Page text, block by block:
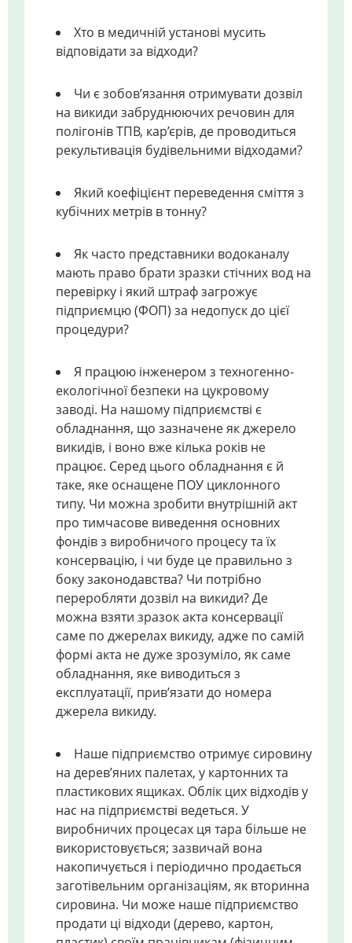
Хто в медичній установі мусить
відповідати за відходи?
Чи є зобов’язання отримувати дозвіл
на викиди забруднюючих речовин для
полігонів ТПВ, кар’єрів, де проводиться
рекультивація будівельними відходами?
Який коефіцієнт переведення сміття з
кубічних метрів в тонну?
Як часто представники водоканалу
мають право брати зразки стічних вод на
перевірку і який штраф загрожує
підприємцю (ФОП) за недопуск до цієї
процедури?
Я працюю інженером з техногенно-
екологічної безпеки на цукровому
заводі. На нашому підприємстві є
обладнання, що зазначене як джерело
викидів, і воно вже кілька років не
працює. Серед цього обладнання є й
таке, яке оснащене ПОУ циклонного
типу. Чи можна зробити внутрішній акт
про тимчасове виведення основних
фондів з виробничого процесу та їх
консервацію, і чи буде це правильно з
боку законодавства? Чи потрібно
переробляти дозвіл на викиди? Де
можна взяти зразок акта консервації
саме по джерелах викиду, адже по самій
формі акта не дуже зрозуміло, як саме
обладнання, яке виводиться з
експлуатації, прив’язати до номера
джерела викиду.
Наше підприємство отримує сировину
на дерев’яних палетах, у картонних та
пластикових ящиках. Облік цих відходів у
нас на підприємстві ведеться. У
виробничих процесах ця тара більше не
використовується; зазвичай вона
накопичується і періодично продається
заготівельним організаціям, як вторинна
сировина. Чи може наше підприємство
продати ці відходи (дерево, картон,